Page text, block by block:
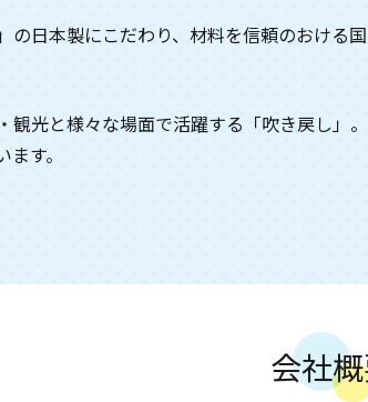
の日本製にこだわり、材料を信頼のおける
観光と様々な場面で活躍する「吹き戻し」
す。
会社